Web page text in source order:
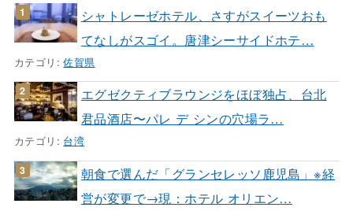
シャトレーゼホテル、さすがスイーツおも
てなしがスゴイ。唐津シーサイドホテ…
カテゴリ:佐賀県
エグゼクティブラウンジをほぼ独占、台北
君品酒店〜パレ デ シンの穴場ラ…
カテゴリ: 台湾
朝食で選んだ「グランセレッソ鹿児島」※経
営が変更で→現：ホテル オリエン…